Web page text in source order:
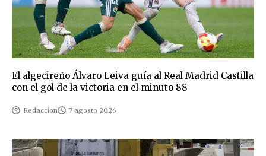
El algecireño Álvaro Leiva guía al Real Madrid Castilla
con el gol de la victoria en el minuto 88
Redaccion 7 agosto 2026